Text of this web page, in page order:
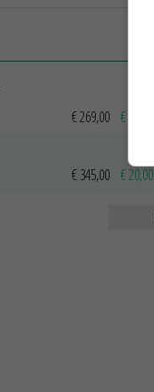
€ 269,00 € 7,00
€ 345,00 € 20,00